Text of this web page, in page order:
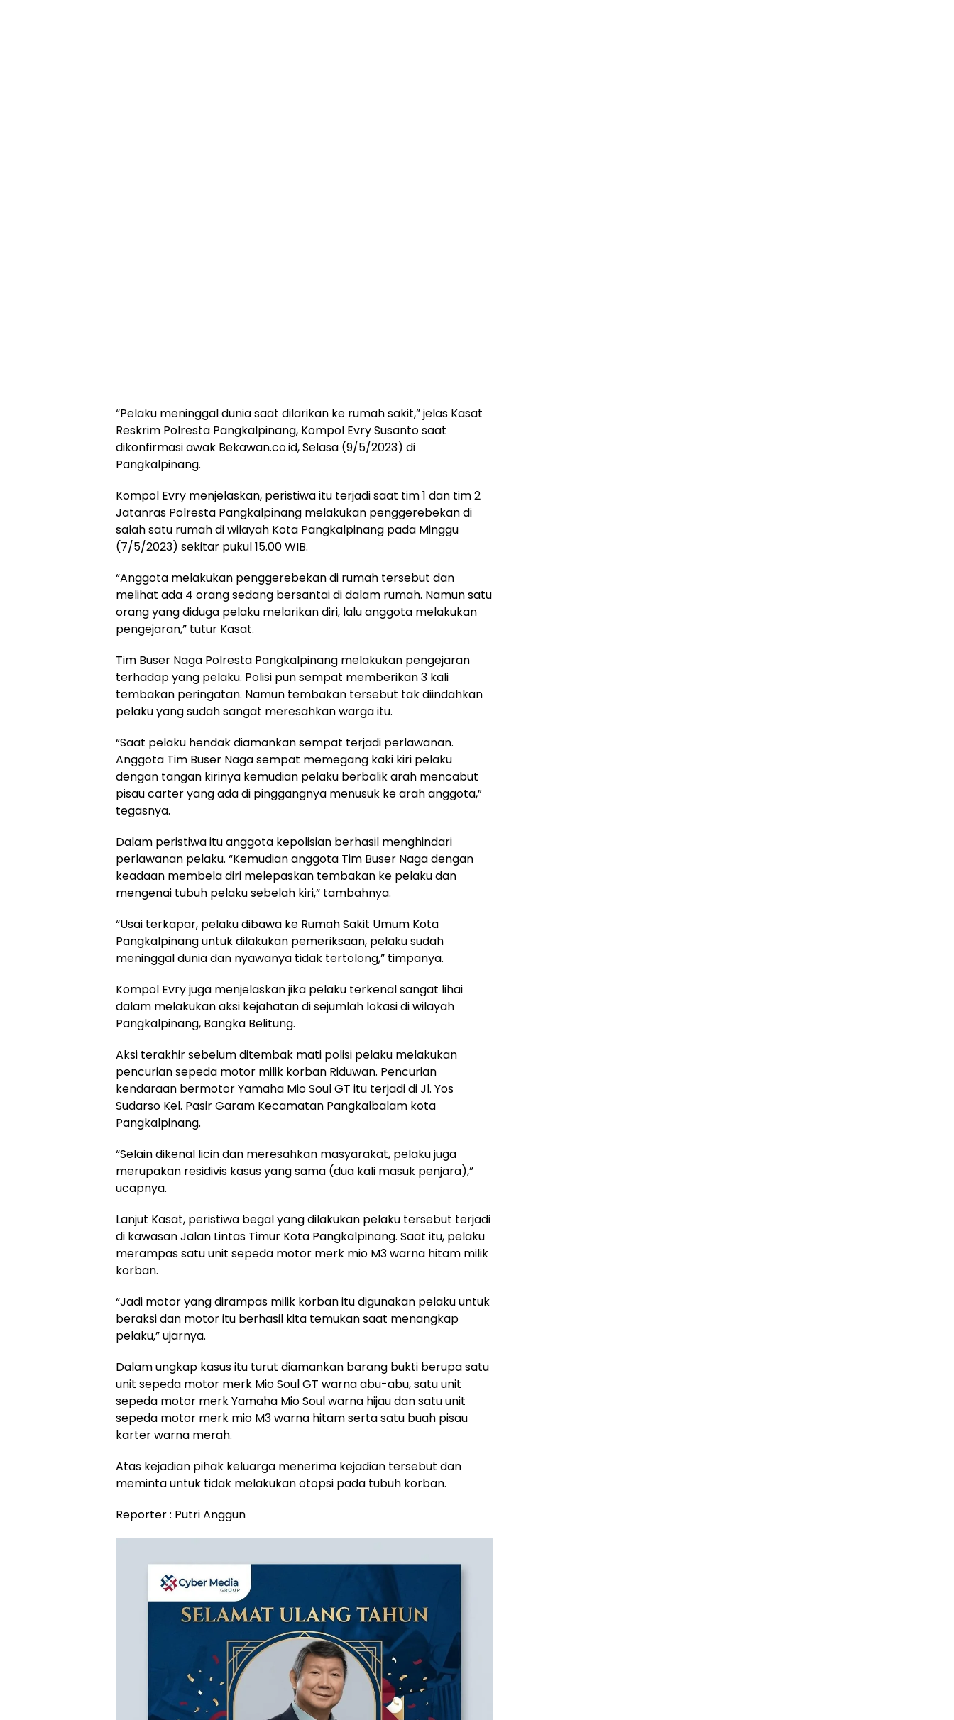
“Pelaku meninggal dunia saat dilarikan ke rumah sakit,” jelas Kasat
Reskrim Polresta Pangkalpinang, Kompol Evry Susanto saat
dikonfirmasi awak Bekawan.co.id, Selasa (9/5/2023) di
Pangkalpinang.
Kompol Evry menjelaskan, peristiwa itu terjadi saat tim 1 dan tim 2
Jatanras Polresta Pangkalpinang melakukan penggerebekan di
salah satu rumah di wilayah Kota Pangkalpinang pada Minggu
(7/5/2023) sekitar pukul 15.00 WIB.
“Anggota melakukan penggerebekan di rumah tersebut dan
melihat ada 4 orang sedang bersantai di dalam rumah. Namun satu
orang yang diduga pelaku melarikan diri, lalu anggota melakukan
pengejaran,” tutur Kasat.
Tim Buser Naga Polresta Pangkalpinang melakukan pengejaran
terhadap yang pelaku. Polisi pun sempat memberikan 3 kali
tembakan peringatan. Namun tembakan tersebut tak diindahkan
pelaku yang sudah sangat meresahkan warga itu.
“Saat pelaku hendak diamankan sempat terjadi perlawanan.
Anggota Tim Buser Naga sempat memegang kaki kiri pelaku
dengan tangan kirinya kemudian pelaku berbalik arah mencabut
pisau carter yang ada di pinggangnya menusuk ke arah anggota,”
tegasnya.
Dalam peristiwa itu anggota kepolisian berhasil menghindari
perlawanan pelaku. “Kemudian anggota Tim Buser Naga dengan
keadaan membela diri melepaskan tembakan ke pelaku dan
mengenai tubuh pelaku sebelah kiri,” tambahnya.
“Usai terkapar, pelaku dibawa ke Rumah Sakit Umum Kota
Pangkalpinang untuk dilakukan pemeriksaan, pelaku sudah
meninggal dunia dan nyawanya tidak tertolong,” timpanya.
Kompol Evry juga menjelaskan jika pelaku terkenal sangat lihai
dalam melakukan aksi kejahatan di sejumlah lokasi di wilayah
Pangkalpinang, Bangka Belitung.
Aksi terakhir sebelum ditembak mati polisi pelaku melakukan
pencurian sepeda motor milik korban Riduwan. Pencurian
kendaraan bermotor Yamaha Mio Soul GT itu terjadi di Jl. Yos
Sudarso Kel. Pasir Garam Kecamatan Pangkalbalam kota
Pangkalpinang.
“Selain dikenal licin dan meresahkan masyarakat, pelaku juga
merupakan residivis kasus yang sama (dua kali masuk penjara),”
ucapnya.
Lanjut Kasat, peristiwa begal yang dilakukan pelaku tersebut terjadi
di kawasan Jalan Lintas Timur Kota Pangkalpinang. Saat itu, pelaku
merampas satu unit sepeda motor merk mio M3 warna hitam milik
korban.
“Jadi motor yang dirampas milik korban itu digunakan pelaku untuk
beraksi dan motor itu berhasil kita temukan saat menangkap
pelaku,” ujarnya.
Dalam ungkap kasus itu turut diamankan barang bukti berupa satu
unit sepeda motor merk Mio Soul GT warna abu-abu, satu unit
sepeda motor merk Yamaha Mio Soul warna hijau dan satu unit
sepeda motor merk mio M3 warna hitam serta satu buah pisau
karter warna merah.
Atas kejadian pihak keluarga menerima kejadian tersebut dan
meminta untuk tidak melakukan otopsi pada tubuh korban.
Reporter : Putri Anggun